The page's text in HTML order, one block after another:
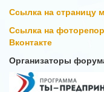
Ссылка на страницу
Ссылка на
Вконтакте
Организаторы